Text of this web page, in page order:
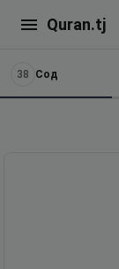
Quran.tj
38 Сод